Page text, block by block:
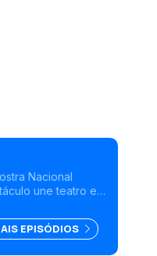
Nacional
une teatro e
EPISÓDIOS